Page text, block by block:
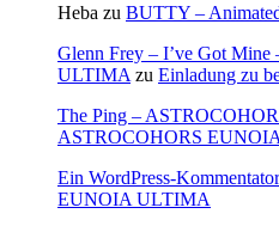
Heba zu BUTTY –
Glenn Frey – I’ve Got
ULTIMA zu Einladung zu
The Ping –
ASTROCOHORS
Ein WordPress-Kommentator
EUNOIA ULTIMA